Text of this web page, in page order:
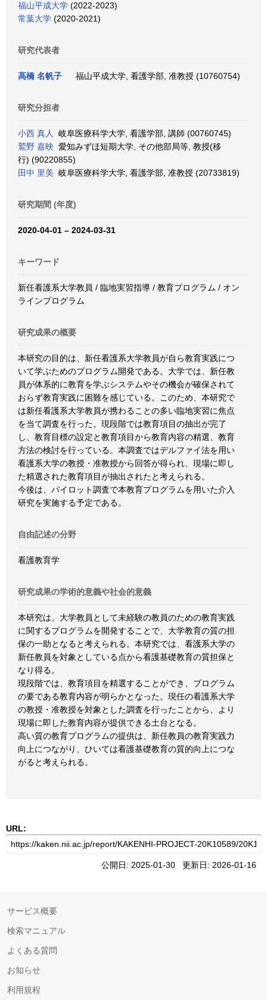
福山平成大学 (2022-2023)
常葉大学 (2020-2021)
研究代表者
高橋 名帆子 福山平成大学, 看護学部, 准教授 (10760754)
研究分担者
小西 真人
岐阜医療科学大学, 看護学部, 講師 (00760745)
鷲野 嘉映 愛知みずほ短期大学, その他部局等, 教授(移
行) (90220855)
田中 里美 岐阜医療科学大学, 看護学部, 准教授 (20733819)
研究期間 (年度)
2020-04-01 – 2024-03-31
キーワード
新任看護系大学教員 / 臨地実習指導 / 教育プログラム / オン
ラインプログラム
研究成果の概要
本研究の目的は、新任看護系大学教員が自ら教育実践につ
いて学ぶためのプログラム開発である。大学では、新任教
員が体系的に教育を学ぶシステムやその機会が確保されて
おらず教育実践に困難を感じている。このため、本研究で
は新任看護系大学教員が携わることの多い臨地実習に焦点
を当て調査を行った。現段階では教育項目の抽出が完了
し、教育目標の設定と教育項目から教育内容の精選、教育
方法の検討を行っている。本調査ではデルファイ法を用い
看護系大学の教授・准教授から回答が得られ、現場に即し
た精選された教育項目が抽出されたと考えられる。
今後は、パイロット調査で本教育プログラムを用いた介入
研究を実施する予定である。
自由記述の分野
看護教育学
研究成果の学術的意義や社会的意義
本研究は、大学教員として未経験の教員のための教育実践
に関するプログラムを開発することで、大学教育の質の担
保の一助となると考えられる。本研究では、看護系大学の
新任教員を対象としている点から看護基礎教育の質担保と
なり得る。
現段階では、教育項目を精選することができ、プログラム
の要である教育内容が明らかとなった。現任の看護系大学
の教授・准教授を対象とした調査を行ったことから、より
現場に即した教育内容が提供できる土台となる。
高い質の教育プログラムの提供は、新任教員の教育実践力
向上につながり、ひいては看護基礎教育の質的向上につな
がると考えられる。
URL:
公開日: 2025-01-30 更新日: 2026-01-16
サービス概要
検索マニュアル
よくある質問
お知らせ
利用規程